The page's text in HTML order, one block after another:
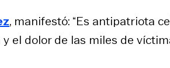
, manifestó: “Es antipatriota
el dolor de las miles de